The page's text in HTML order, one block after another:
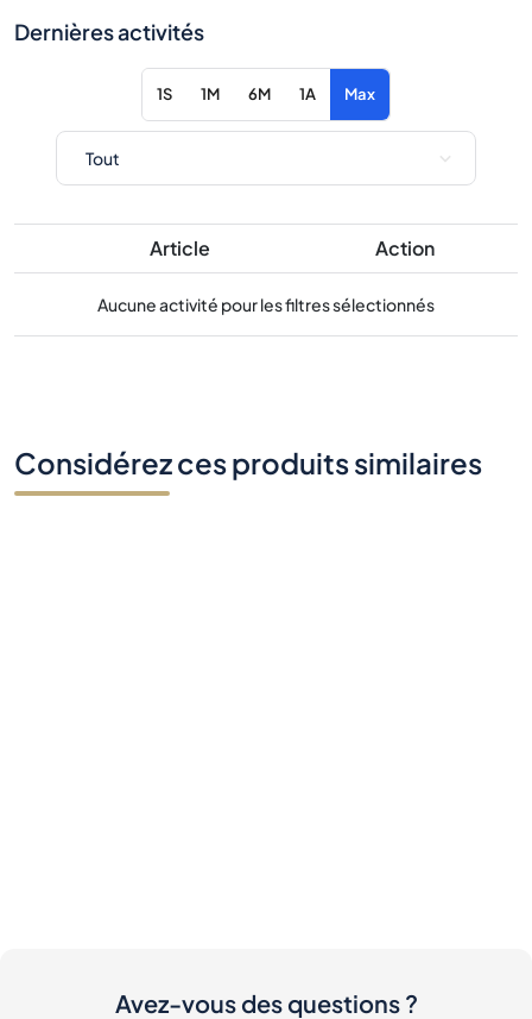
Dernières activités
1S 1M 6M 1A Max
Article Action
Aucune activité pour les filtres sélectionnés
Considérez ces produits similaires
Avez-vous des questions ?